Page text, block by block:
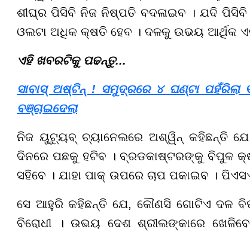
ଶୀଘ୍ର ପିସିବି ନିଜ ନିଷ୍ପତି ବଦଳାଇବ । ଯଦି ପିସିବି
ଓଲଟା ଅଧିକ କ୍ଷତି ହେବ । ଦଳକୁ ଉଭୟ ଆର୍ଥିକ
ଏହି ଖବରଟିକୁ ପଢନ୍ତୁ...
ସାବାସ୍ ଅଷ୍ଟିନ୍ ! ସମୁଦ୍ରରେ ୪ ଘଣ୍ଟା
ବଞ୍ଚାଇଦେଲା
ନିଜ ୟୁଟ୍ୟୁବ୍ ଚ୍ୟାନେଲରେ ଅଶ୍ୱିନ୍ କହିଛନ୍ତି
ଦିନରେ ପଛକୁ ହଟିବ । ବ୍ରଡକାଷ୍ଟରଙ୍କୁ ବିପୁଳ
ସହିବେ । ଯାହା ପାକ୍ ଉପରେ ଚାପ ପକାଇବ ।
ସେ ଆହୁରି କହିଛନ୍ତି ଯେ, କୌଣସି ଗୋଟିଏ ଦଳ
ବିରୋଧୀ । ଉଭୟ ଦେଶ ଶ୍ରୀଲଙ୍କାରେ